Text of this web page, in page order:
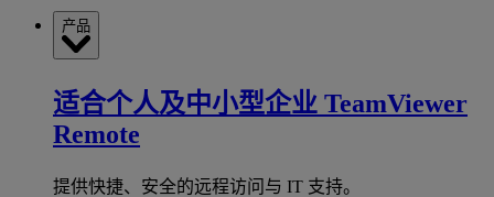
产品
适合个人及中小型企业 TeamViewer
Remote
提供快捷、安全的远程访问与 IT 支持。